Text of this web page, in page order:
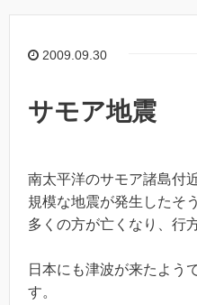
2009.09.30
サモア地震
南太平洋のサモア諸島付
規模な地震が発生したそ
多くの方が亡くなり、行
日本にも津波が来たよう
す。